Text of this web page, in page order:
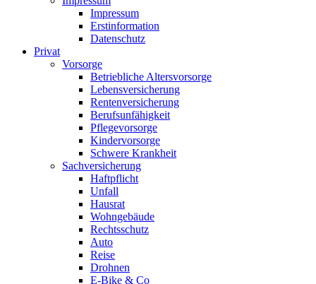
Impressum
Erstinformation
Datenschutz
Privat
Vorsorge
Betriebliche Altersvorsorge
Lebensversicherung
Rentenversicherung
Berufsunfähigkeit
Pflegevorsorge
Kindervorsorge
Schwere Krankheit
Sachversicherung
Haftpflicht
Unfall
Hausrat
Wohngebäude
Rechtsschutz
Auto
Reise
Drohnen
E-Bike & Co